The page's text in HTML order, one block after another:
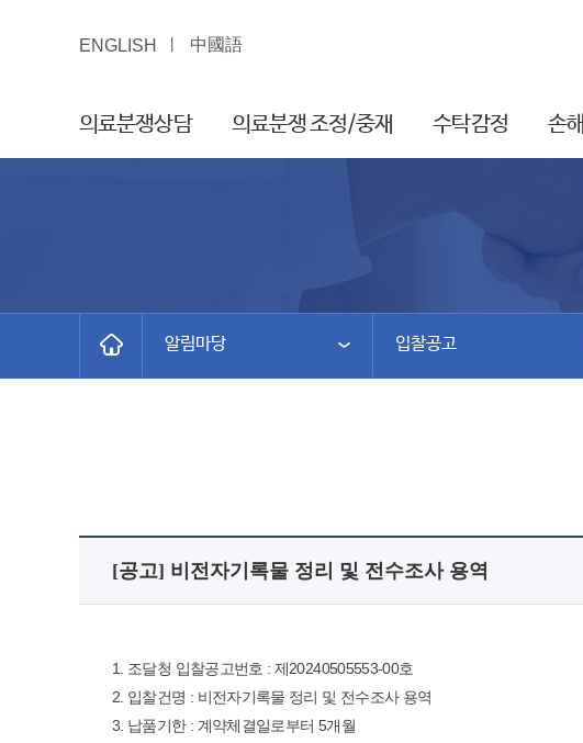
ENGLISH 中國語
의료분쟁상담 의료분쟁 조정/중재 수탁감정 손
알림마당 입찰공고
[공고] 비전자기록물 정리 및 전수조사 용역
1. 조달청 입찰공고번호 : 제20240505553-00호
2. 입찰건명 : 비전자기록물 정리 및 전수조사 용역
3. 납품기한 : 계약체결일로부터 5개월